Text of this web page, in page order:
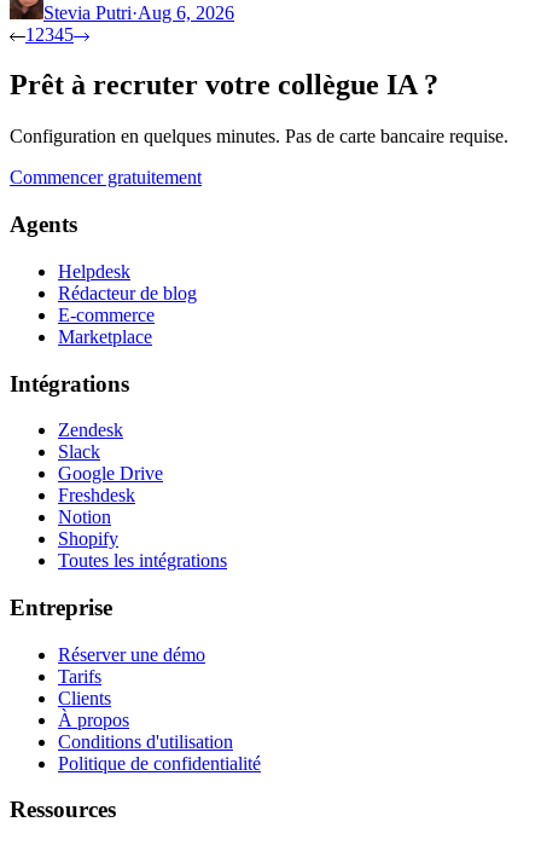
Stevia Putri·Aug 6, 2026
1 2345
Prêt à recruter votre collègue IA ?
Configuration en quelques minutes. Pas de carte bancaire requise.
Commencer gratuitement
Agents
Helpdesk
Rédacteur de blog
E-commerce
Marketplace
Intégrations
Zendesk
Slack
Google Drive
Freshdesk
Notion
Shopify
Toutes les intégrations
Entreprise
Réserver une démo
Tarifs
Clients
À propos
Conditions d'utilisation
Politique de confidentialité
Ressources